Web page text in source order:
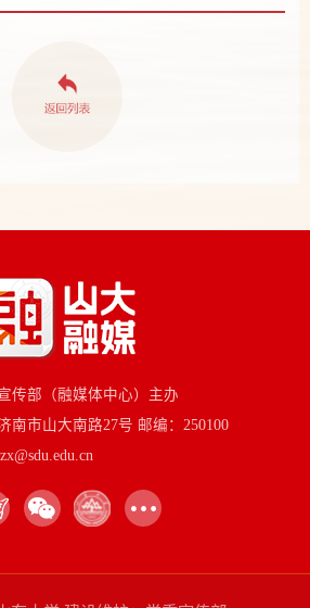
传部（融媒体中心）主办
南市山大南路27号 邮编：250100